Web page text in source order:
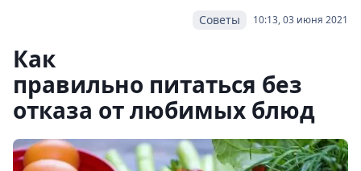
10:13, 03 июня 2021
Советы
Как
правильно питаться без
отказа от любимых блюд